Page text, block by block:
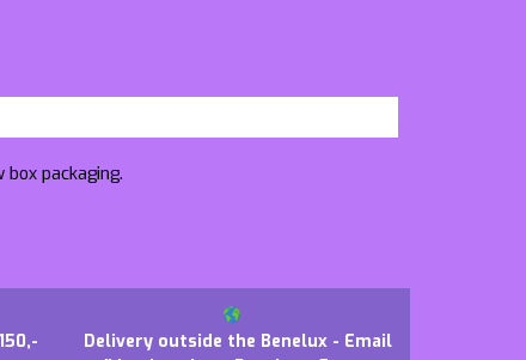
packaging.
Delivery outside the Benelux - Email